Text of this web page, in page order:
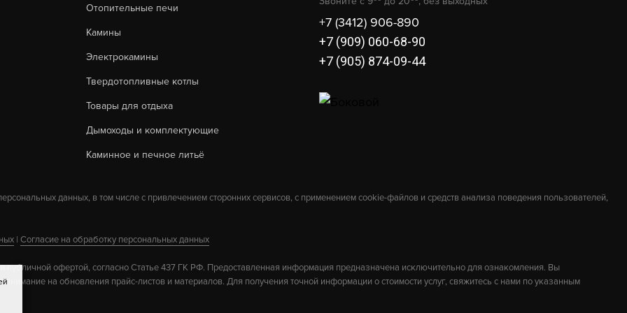
ВЕЗУВИЙ ПЕЧНАЯ ДТ-3
В КОРЗИНУ
ДВЕРКА ВЕЗУВИЙ ПОДДУВАЛЬНАЯ
3 150
Отопительные печи
Камины
Электрокамины
Твердотопливные котлы
Товары для отдыха
Дымоходы и комплектующие
Каминное и печное литьё
+7 (3412) 906-890
+7 (909) 060-68-90
+7 (905) 874-09-44
данных, в том числе с привлечением сторонних сервисов, с применением cookie-файлов и средств анализа поведения пользователей,
| Согласие на обработку персональных данных
офертой, согласно Статье 437 ГК РФ. Предоставленная информация предназначена исключительно для ознакомления. Вы
внимание на обновления прайс-листов и материалов. Для получения точной информации о стоимости услуг, свяжитесь с нами по указанным